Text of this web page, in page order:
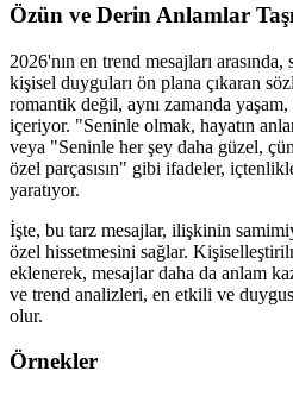
Özün ve Derin Anlamlar
2026'nın en trend mesajları
kişisel duyguları ön plana çıkaran
romantik değil, aynı zamanda yaşam,
içeriyor. "Seninle olmak, hayatın
veya "Seninle her şey daha güzel,
özel parçasısın" gibi ifadeler,
yaratıyor.
İşte, bu tarz mesajlar, ilişkinin
özel hissetmesini sağlar.
eklenerek, mesajlar daha da anlam
ve trend analizleri, en etkili ve
olur.
Örnekler